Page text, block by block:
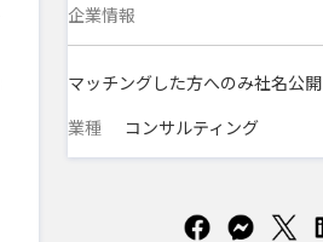
企業情報
マッチングした方へのみ社名公開
業種
コンサルティング